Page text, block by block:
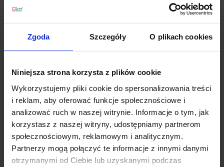
Zgoda Szczegóły O plikach cookies
Niniejsza strona korzysta z plików cookie
Wykorzystujemy pliki cookie do spersonalizowania treści
i reklam, aby oferować funkcje społecznościowe i
analizować ruch w naszej witrynie. Informacje o tym, jak
korzystasz z naszej witryny, udostępniamy partnerom
społecznościowym, reklamowym i analitycznym.
Partnerzy mogą połączyć te informacje z innymi danymi
otrzymanymi od Ciebie lub uzyskanymi podczas
Zobacz szczegóły
53,14 zł
Zobacz szczegóły
Wyprzedaż!